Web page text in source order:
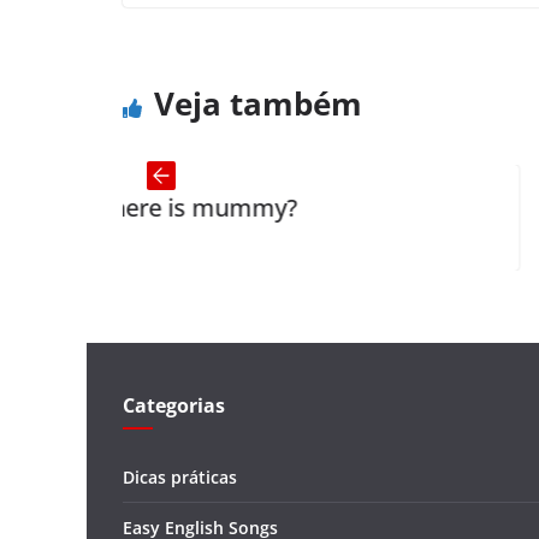
Veja também
is mummy?
Categorias
Dicas práticas
Easy English Songs